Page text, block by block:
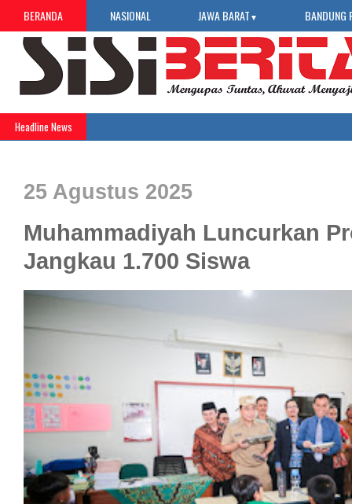
BERANDA NASIONAL JAWA BARAT ▼ BANDUNG
Headline News
25 Agustus 2025
Muhammadiyah Luncurkan
Jangkau 1.700 Siswa